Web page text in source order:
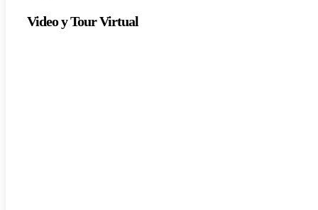
Video y Tour Virtual